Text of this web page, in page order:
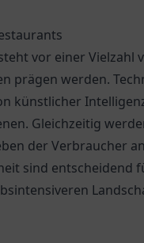
vor einer Vielzahl
prägen werden.
künstlicher
Gleichzeitig
der Verbraucher
sind entscheidend